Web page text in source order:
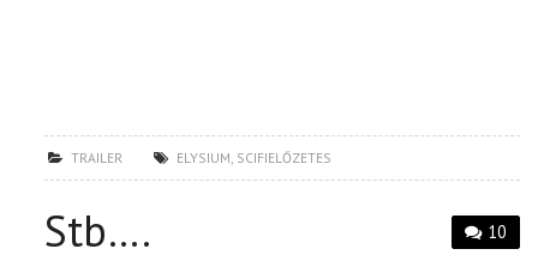
TRAILER ELYSIUM, SCIFIELŐZETES
10
Stb….